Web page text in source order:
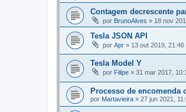
Contagem decrescente
por BrunoAlves » 18 nov
Tesla JSON API
por Apr » 13 out 2019, 21:46
Tesla Model Y
por Filipe » 31 mar 2017,
Processo de encomenda
por Martavieira » 27 jun 2021,